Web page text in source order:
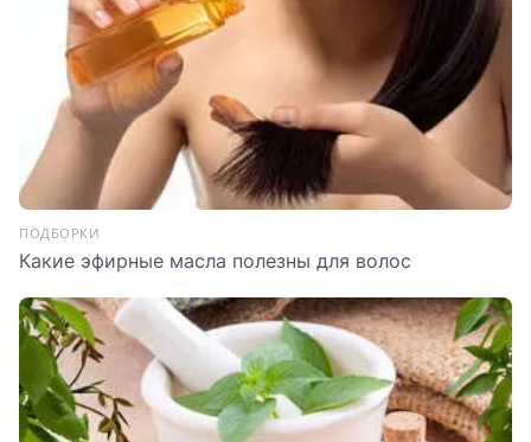
ПОДБОРКИ
Какие эфирные масла полезны для волос